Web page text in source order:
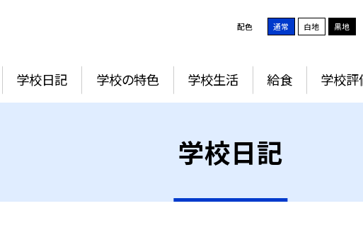
配色 通常 白地 黒地
学校日記 学校の特色 学校生活 給食 学校評
学校日記